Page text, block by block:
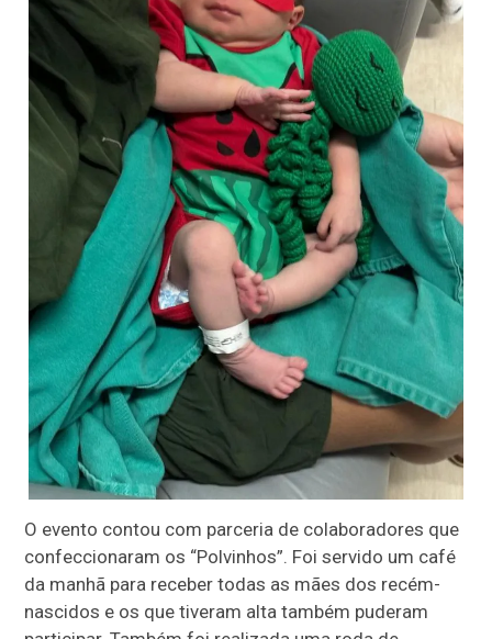
O evento contou com parceria de colaboradores que
confeccionaram os “Polvinhos”. Foi servido um café
da manhã para receber todas as mães dos recém-
nascidos e os que tiveram alta também puderam